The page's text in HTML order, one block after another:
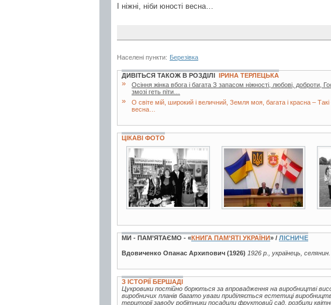
І ніжні, ніби юності весна…
Населені пункти: Березівка
ДИВІТЬСЯ ТАКОЖ В РОЗДІЛІ ІРИНА ТЕРЛЕЦЬКА
»
Осіння жінка вбога і багата З запасом ніжності, любові,
змозі геть піти…
»
О світе мій, широкий і величний, Земля моя, багата і красна – Такі
весна…
ЦІКАВІ ФОТО
2 фото 6 фото
МИ - ПАМ’ЯТАЄМО - «КНИГА ПАМ’ЯТІ УКРАЇНИ» / ЛІСНИЧЕ
Вдовиченко Опанас Архипович (1926) 1926 р., українець,
З ІСТОРІЇ БЕРШАДІ
Цукровики постійно борються за впровадження на виробництві
виробничих планів багато уваги приділяється естетиці
території заводу робітники посадили фруктовий сад, розбили